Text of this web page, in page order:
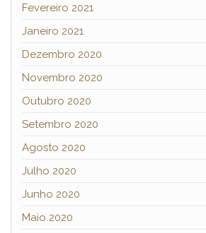
Fevereiro 2021
Janeiro 2021
Dezembro 2020
Novembro 2020
Outubro 2020
Setembro 2020
Agosto 2020
Julho 2020
Junho 2020
Maio 2020